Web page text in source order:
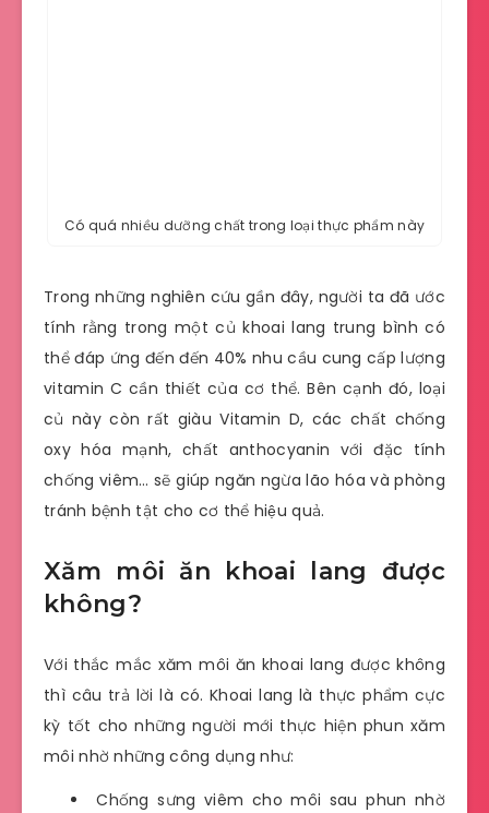
Có quá nhiều dưỡng chất trong loại thực phẩm này
Trong những nghiên cứu gần đây, người ta đã ước
tính rằng trong một củ khoai lang trung bình có
thể đáp ứng đến đến 40% nhu cầu cung cấp lượng
vitamin C cần thiết của cơ thể. Bên cạnh đó, loại
củ này còn rất giàu Vitamin D, các chất chống
oxy hóa mạnh, chất anthocyanin với đặc tính
chống viêm… sẽ giúp ngăn ngừa lão hóa và phòng
tránh bệnh tật cho cơ thể hiệu quả.
Xăm môi ăn khoai lang được
không?
Với thắc mắc xăm môi ăn khoai lang được không
thì câu trả lời là có. Khoai lang là thực phẩm cực
kỳ tốt cho những người mới thực hiện phun xăm
môi nhờ những công dụng như:
Chống sưng viêm cho môi sau phun nhờ